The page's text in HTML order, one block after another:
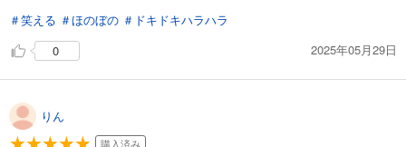
＃笑える ＃ほのぼの ＃ドキドキハラハラ
0
2025年05月29日
りん
購入済み